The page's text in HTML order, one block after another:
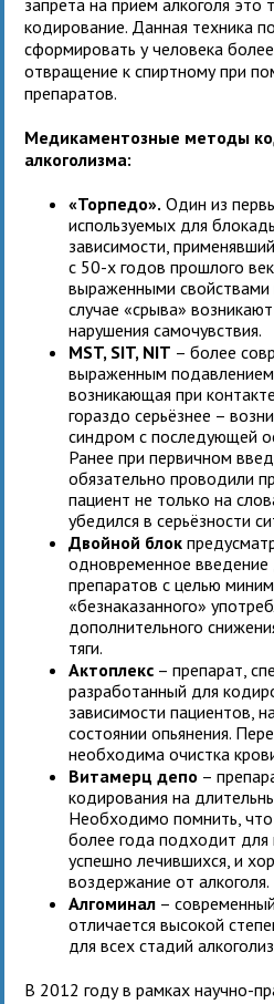
кодирование. Данная техника
сформировать у человека
отвращение к спиртному при
препаратов.
Медикаментозные методы
алкоголизма:
«Торпедо». Один из
используемых для
зависимости,
с 50-х годов прошлого
выраженными свойствами
случае «срыва»
нарушения самочувствия.
MST, SIT, NIT – более
выраженным подавлением
возникающая при
гораздо серьёзнее –
синдром с последующей
Ранее при первичном
обязательно проводили
пациент не только на
убедился в серьёзности
Двойной блок
одновременное введение
препаратов с целью
«безнаказанного»
дополнительного
тяги.
Актоплекс – препарат,
разработанный для
зависимости пациентов,
состоянии опьянения.
необходима очистка
Витамерц депо –
кодирования на
Необходимо помнить,
более года подходит для
успешно лечившихся, и
воздержание от алкоголя.
Алгоминал –
отличается высокой
для всех стадий
В 2012 году в рамках научно-